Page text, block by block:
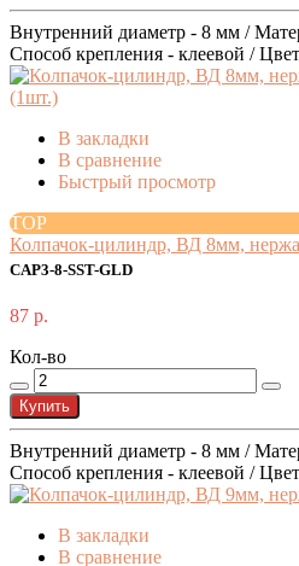
Внутренний диаметр - 8 мм /
Способ крепления - клеевой /
В закладки
В сравнение
Быстрый просмотр
TOP
Колпачок-цилиндр, ВД 8мм,
CAP3-8-SST-GLD
87 р.
Кол-во
Купить
Внутренний диаметр - 8 мм /
Способ крепления - клеевой /
В закладки
В сравнение